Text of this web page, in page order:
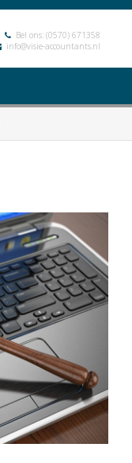
Bel ons: (0570) 671358
info@visie-accountants.nl